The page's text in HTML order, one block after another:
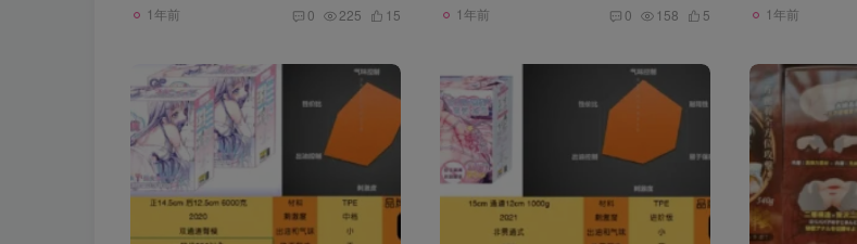
1年前 0 225 15 1年前 0 158 5 1年前